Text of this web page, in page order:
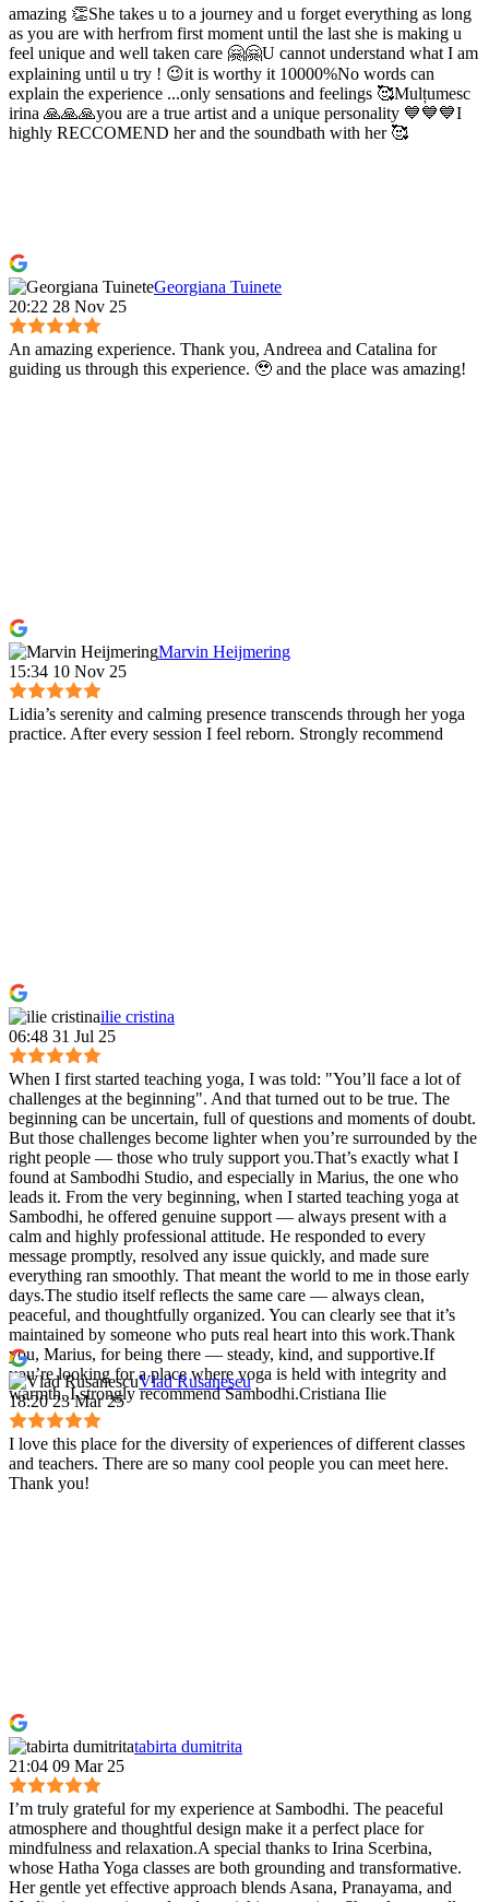
amazing 👏She takes u to a journey and u forget everything as long
as you are with herfrom first moment until the last she is making u
feel unique and well taken care 🤗🤗U cannot understand what I am
explaining until u try ! 😉it is worthy it 10000%No words can
explain the experience ...only sensations and feelings 🥰Mulțumesc
irina 🙏🙏🙏you are a true artist and a unique personality 💙💙💙I
highly RECCOMEND her and the soundbath with her 🥰
Georgiana Tuinete
20:22 28 Nov 25
An amazing experience. Thank you, Andreea and Catalina for
guiding us through this experience. 🥹 and the place was amazing!
Marvin Heijmering
15:34 10 Nov 25
Lidia’s serenity and calming presence transcends through her yoga
practice. After every session I feel reborn. Strongly recommend
ilie cristina
06:48 31 Jul 25
When I first started teaching yoga, I was told: "You’ll face a lot of
challenges at the beginning". And that turned out to be true. The
beginning can be uncertain, full of questions and moments of doubt.
But those challenges become lighter when you’re surrounded by the
right people — those who truly support you.That’s exactly what I
found at Sambodhi Studio, and especially in Marius, the one who
leads it. From the very beginning, when I started teaching yoga at
Sambodhi, he offered genuine support — always present with a
calm and highly professional attitude. He responded to every
message promptly, resolved any issue quickly, and made sure
everything ran smoothly. That meant the world to me in those early
days.The studio itself reflects the same care — always clean,
peaceful, and thoughtfully organized. You can clearly see that it’s
maintained by someone who puts real heart into this work.Thank
you, Marius, for being there — steady, kind, and supportive.If
you’re looking for a place where yoga is held with integrity and
warmth, I strongly recommend Sambodhi.Cristiana Ilie
Vlad Rusanescu
18:20 23 Mar 25
I love this place for the diversity of experiences of different classes
and teachers. There are so many cool people you can meet here.
Thank you!
tabirta dumitrita
21:04 09 Mar 25
I’m truly grateful for my experience at Sambodhi. The peaceful
atmosphere and thoughtful design make it a perfect place for
mindfulness and relaxation.A special thanks to Irina Scerbina,
whose Hatha Yoga classes are both grounding and transformative.
Her gentle yet effective approach blends Asana, Pranayama, and